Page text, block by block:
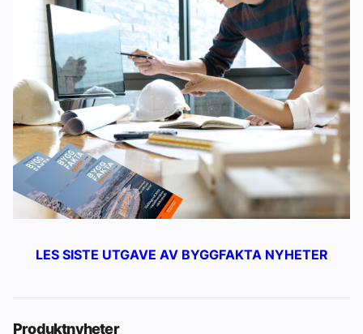
LES SISTE UTGAVE AV BYGGFAKTA NYHETER
Produktnyheter